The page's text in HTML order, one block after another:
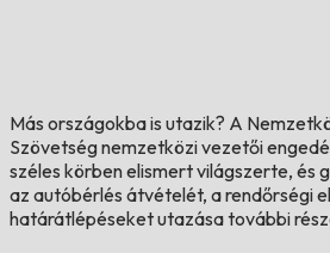
Más országokba is utazik? A
Szövetség nemzetközi vezetői
széles körben elismert világszerte, és
az autóbérlés átvételét, a rendőrségi
határátlépéseket utazása további